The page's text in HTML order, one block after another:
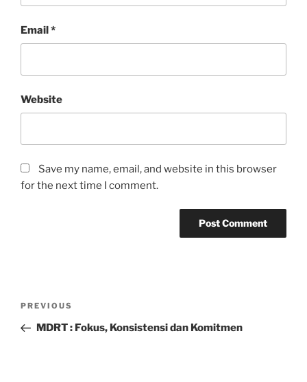
Email*
Website
Save my name, email, and website in this browser
for the next time I comment.
Previous
Post
PREVIOUS
MDRT : Fokus, Konsistensi dan Komitmen